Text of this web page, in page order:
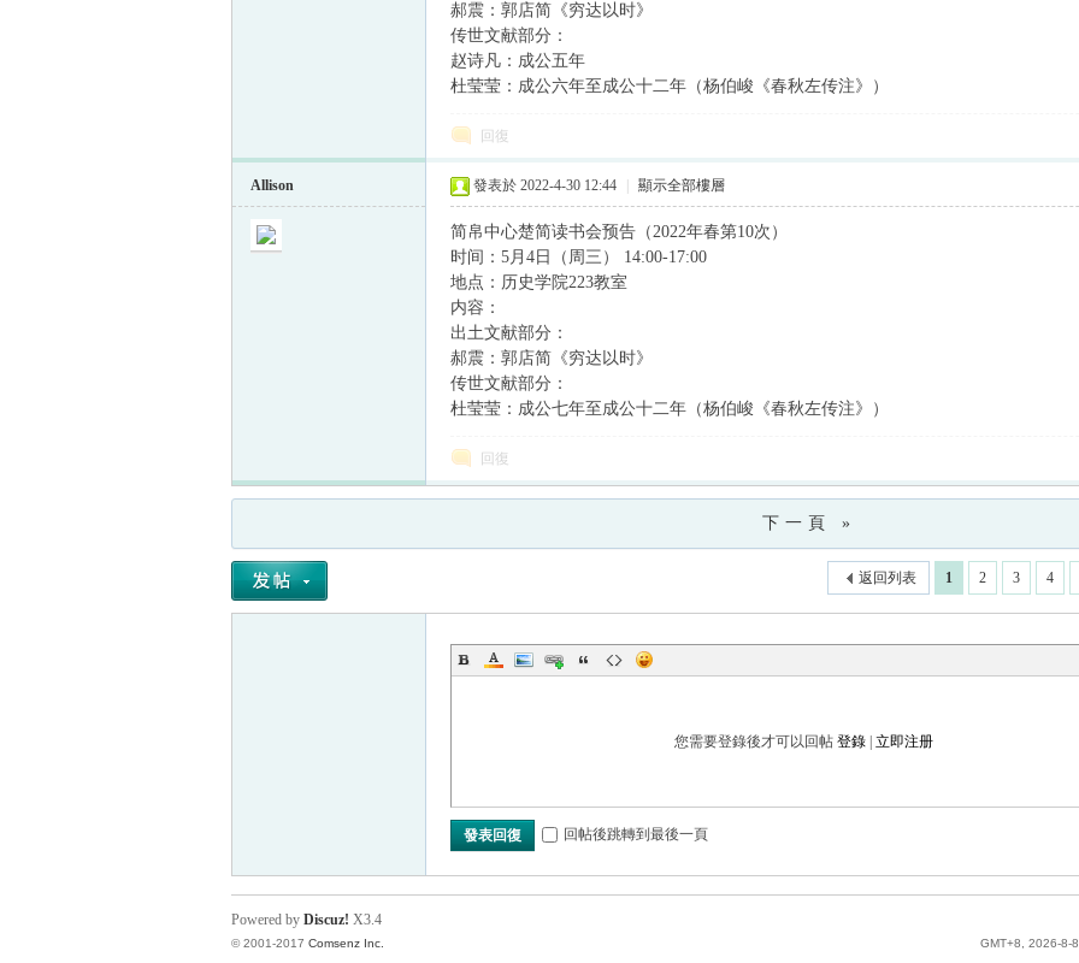
郝震：郭店简《穷达以时》
传世文献部分：
赵诗凡：成公五年
杜莹莹：成公六年至成公十二年（杨伯峻《春秋左传注》）
回復
Allison 發表於 2022-4-30 12:44 顯示全部樓層
简帛中心楚简读书会预告（2022年春第10次）
时间：5月4日（周三） 14:00-17:00
地点：历史学院223教室
内容：
出土文献部分：
郝震：郭店简《穷达以时》
传世文献部分：
杜莹莹：成公七年至成公十二年（杨伯峻《春秋左传注》）
回復
下一頁 »
1 2 3 4
返回列表
您需要登錄後才可以回帖 登錄 立即注册
發表回復 回帖後跳轉到最後一頁
GMT+8, 2026-8-
Powered by Discuz! X3.4
© 2001-2017 Comsenz Inc.